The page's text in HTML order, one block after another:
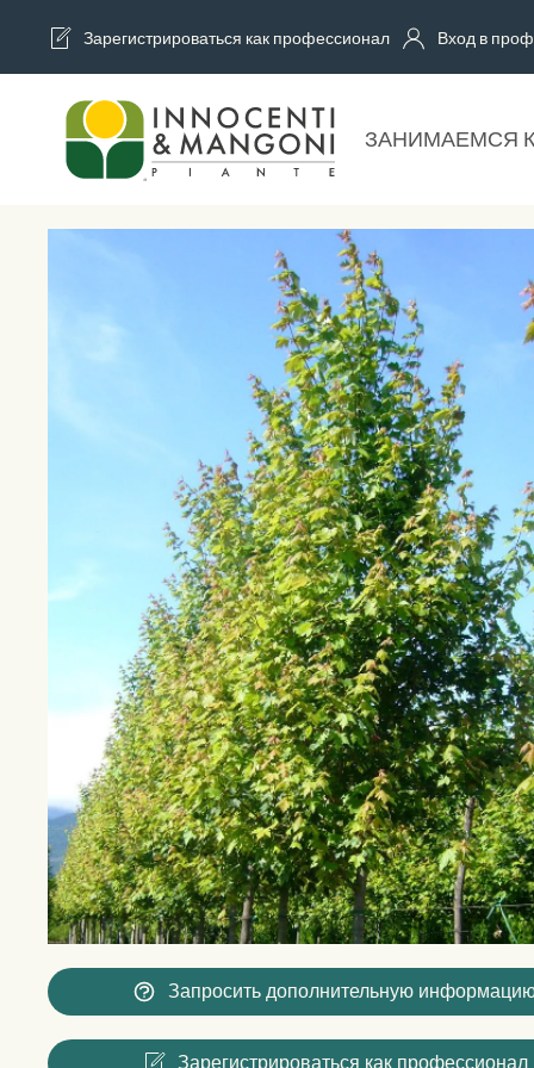
Skip to main content
Зарегистрироваться как профессионал Вход в
ЗАНИМАЕМСЯ
Запросить дополнительную
Зарегистрироваться как профессионал